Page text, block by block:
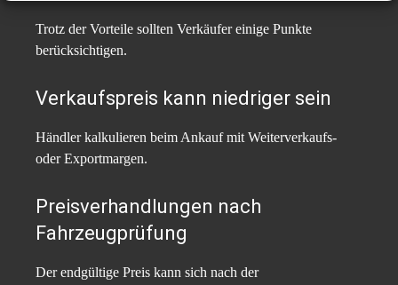
Trotz der Vorteile sollten Verkäufer einige Punkte
berücksichtigen.
Verkaufspreis kann niedriger sein
Händler kalkulieren beim Ankauf mit Weiterverkaufs-
oder Exportmargen.
Preisverhandlungen nach
Fahrzeugprüfung
Der endgültige Preis kann sich nach der